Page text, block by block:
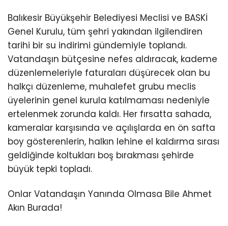
Balıkesir Büyükşehir Belediyesi Meclisi ve BASKİ
Genel Kurulu, tüm şehri yakından ilgilendiren
tarihi bir su indirimi gündemiyle toplandı.
Vatandaşın bütçesine nefes aldıracak, kademe
düzenlemeleriyle faturaları düşürecek olan bu
halkçı düzenleme, muhalefet grubu meclis
üyelerinin genel kurula katılmaması nedeniyle
ertelenmek zorunda kaldı. Her fırsatta sahada,
kameralar karşısında ve açılışlarda en ön safta
boy gösterenlerin, halkın lehine el kaldırma sırası
geldiğinde koltukları boş bırakması şehirde
büyük tepki topladı.
Onlar Vatandaşın Yanında Olmasa Bile Ahmet
Akın Burada!